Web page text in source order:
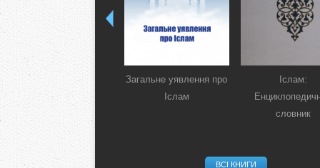
Загальне уявлення про
Іслам
Іслам:
словник
ВСІ КНИГИ